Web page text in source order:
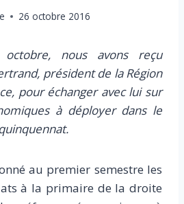
26 octobre 2016
nous avons reçu
président de laRégion
pour échanger avec lui sur
à déployer dans le
au premier semestre les
à la primaire de la droite